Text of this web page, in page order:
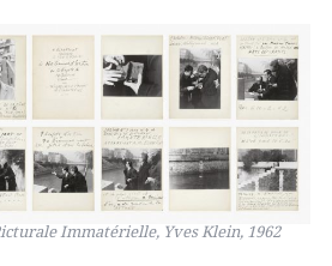
Immatérielle, Yves Klein, 1962